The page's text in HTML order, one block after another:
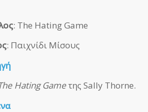
: The Hating Game
: Παιχνίδι Μίσους
Hating Gameτης Sally Thorne.